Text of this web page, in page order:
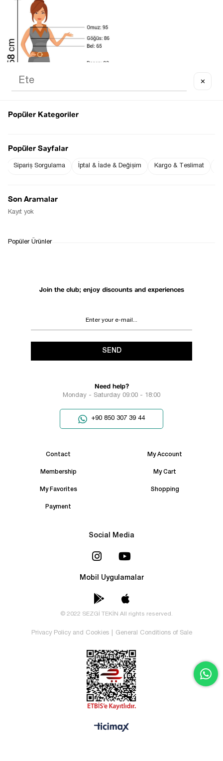
Notify Me When Available
RETURN AND EXCHANGE
Join the club; enjoy discounts and experiences
SEND
Need help?
Monday - Saturday 09:00 - 18:00
+90 850 307 39 44
Contact My Account
Membership My Cart
My Favorites Shopping
Payment
Social Media
Mobil Uygulamalar
© 2022 SEZGİ TEKİN All rights reserved.
Privacy Policy and Cookies General Conditions of Sale
✕
Popüler Kategoriler
Popüler Sayfalar
Sipariş Sorgulama İptal & İade & Değişim Kargo & Teslimat
Son Aramalar
Kayıt yok
Popüler Ürünler